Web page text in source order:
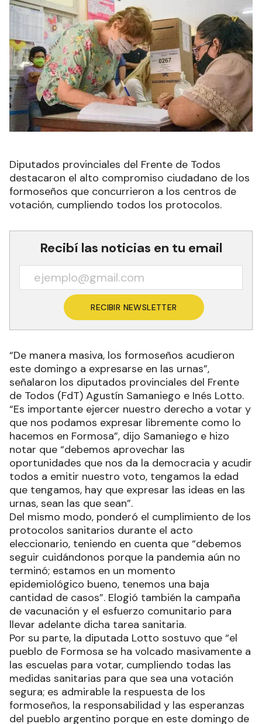
Diputados provinciales del Frente de Todos
destacaron el alto compromiso ciudadano de los
formoseños que concurrieron a los centros de
votación, cumpliendo todos los protocolos.
Recibí las noticias en tu email
RECIBIR NEWSLETTER
“De manera masiva, los formoseños acudieron
este domingo a expresarse en las urnas”,
señalaron los diputados provinciales del Frente
de Todos (FdT) Agustín Samaniego e Inés Lotto.
“Es importante ejercer nuestro derecho a votar y
que nos podamos expresar libremente como lo
hacemos en Formosa”, dijo Samaniego e hizo
notar que “debemos aprovechar las
oportunidades que nos da la democracia y acudir
todos a emitir nuestro voto, tengamos la edad
que tengamos, hay que expresar las ideas en las
urnas, sean las que sean”.
Del mismo modo, ponderó el cumplimiento de los
protocolos sanitarios durante el acto
eleccionario, teniendo en cuenta que “debemos
seguir cuidándonos porque la pandemia aún no
terminó; estamos en un momento
epidemiológico bueno, tenemos una baja
cantidad de casos”. Elogió también la campaña
de vacunación y el esfuerzo comunitario para
llevar adelante dicha tarea sanitaria.
Por su parte, la diputada Lotto sostuvo que “el
pueblo de Formosa se ha volcado masivamente a
las escuelas para votar, cumpliendo todas las
medidas sanitarias para que sea una votación
segura; es admirable la respuesta de los
formoseños, la responsabilidad y las esperanzas
del pueblo argentino porque en este domingo de